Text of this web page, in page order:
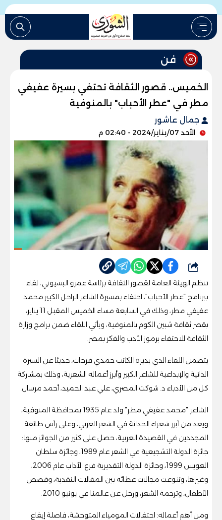
فن
الخميس.. قصور الثقافة تحتفي بسيرة عفيفي
مطر في "عطر الأحباب" بالمنوفية
جمال عاشور
الأحد 07/يناير/2024 - 02:40 م
شارك
تنظم الهيئة العامة لقصور الثقافة برئاسة عمرو البسيوني، لقاء
ببرنامج "عطر الأحباب"، احتفاء بمسيرة الشاعر الراحل الكبير محمد
عفيفي مطر، وذلك في السابعة مساء الخميس المقبل 11 يناير،
بقصر ثقافة شبين الكوم بالمنوفية، ويأتي اللقاء ضمن برامج وزارة
الثقافة للاحتفاء برموز الأدب والفكر بمصر.
يتضمن اللقاء الذي يديره الكاتب حمدي فرحات، حديثا عن السيرة
الذاتية والإبداعية للشاعر الكبير وأبرز أعماله الشعرية، وذلك بمشاركة
كل من الأدباء د. شوكت المصري، علي عبد الحميد، أحمد مرسال.
الشاعر "محمد عفيفي مطر" ولد عام 1935 بمحافظة المنوفية،
ويعد من أبرز شعراء الحداثة في الشعر العربي، وعلى رأس طائفة
المجددين في القصيدة العربية، حصل على كثير من الجوائز منها:
جائزة الدولة التشجيعية في الشعر عام 1989، وجائزة سلطان
العويس 1999، وجائزة الدولة التقديرية فرع الآداب عام 2006،
وغيرها، وتنوعت مجالات عطائه بين المقالات النقدية، وقصص
الأطفال، وترجمة الشعر، ورحل عن عالمنا في يونيو 2010.
ومن أهم أعماله: احتفالات المومياء المتوحشة، فاصلة إيقاع